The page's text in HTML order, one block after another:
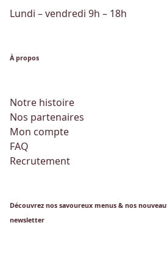
Lundi – vendredi 9h – 18h
À propos
Notre histoire
Nos partenaires
Mon compte
FAQ
Recrutement
Découvrez nos savoureux menus & nos
newsletter